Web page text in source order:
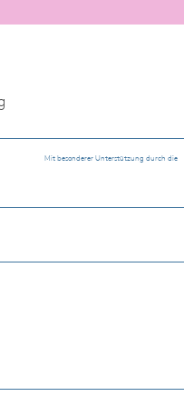
Mit besonderer Unterstützung durch die